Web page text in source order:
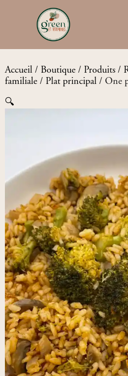
No products in the cart.
Accueil / Boutique / Produits /
familiale / Plat principal / One
🔍